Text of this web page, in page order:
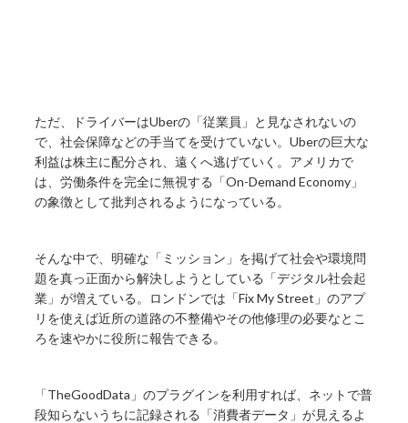
ただ、ドライバーはUberの「従業員」と見なされないの
で、社会保障などの手当てを受けていない。Uberの巨大な
利益は株主に配分され、遠くへ逃げていく。アメリカで
は、労働条件を完全に無視する「On-Demand Economy」
の象徴として批判されるようになっている。
そんな中で、明確な「ミッション」を掲げて社会や環境問
題を真っ正面から解決しようとしている「デジタル社会起
業」が増えている。ロンドンでは「Fix My Street」のアプ
リを使えば近所の道路の不整備やその他修理の必要なとこ
ろを速やかに役所に報告できる。
「TheGoodData」のプラグインを利用すれば、ネットで普
段知らないうちに記録される「消費者データ」が見えるよ